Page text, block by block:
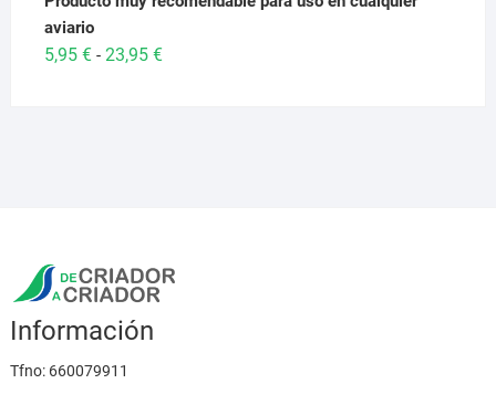
aviario
5,95 € - 23,95 €Rango
Información
Tfno: 660079911